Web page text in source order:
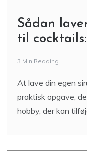
Sådan
til
3 Min Reading
At lave din egen
praktisk opgave,
hobby, der kan